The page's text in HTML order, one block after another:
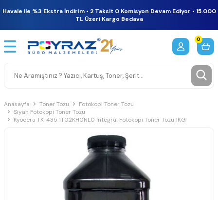
Havale ile %3 Ekstra İndirim • 2 Taksit 0 Komisyon Devam Ediyor • 15.000
TL Üzeri Kargo Bedava
0
Anasayfa Toner Tozu
Fotokopi Toner Tozu
Siyah Fotokopi Toner Tozu
Kyocera TK-435 1T02KH0NL0 İntegral Fotokopi Toner Tozu 1KG